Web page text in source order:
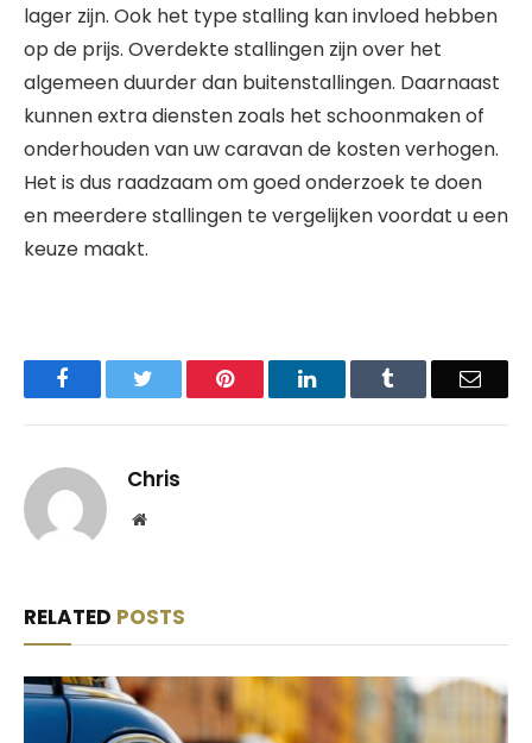
lager zijn. Ook het type stalling kan invloed hebben
op de prijs. Overdekte stallingen zijn over het
algemeen duurder dan buitenstallingen. Daarnaast
kunnen extra diensten zoals het schoonmaken of
onderhouden van uw caravan de kosten verhogen.
Het is dus raadzaam om goed onderzoek te doen
en meerdere stallingen te vergelijken voordat u een
keuze maakt.
Facebook Pinterest LinkedIn Email
Chris
Website
RELATED POSTS